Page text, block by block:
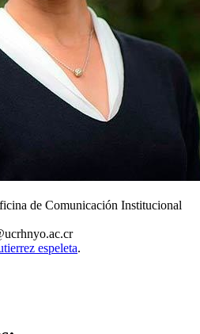
de Comunicación Institucional
hnyo.ac.cr
espeleta.